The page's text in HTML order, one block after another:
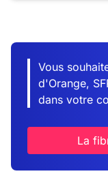
Vous
d'Orange,
dans votre
La